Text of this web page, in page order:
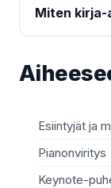
Miten
Esiintyjät ja
Pianonviritys
Keynote-